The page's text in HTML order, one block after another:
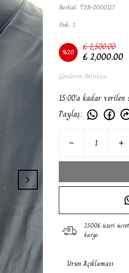
Barkod: TSB-0000327
Stok: 1
%20 ₺ 2,500.00
₺ 2,000.00
Gönderim Politikası
15:00'a kadar
Paylaş:
2500₺ üzeri
kargo
Ürün Açıklaması